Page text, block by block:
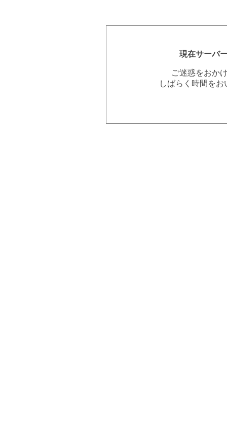
現在サーバ
ご迷惑をおか
しばらく時間を